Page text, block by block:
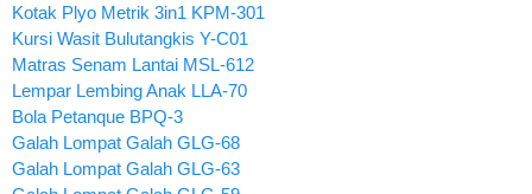
Kotak Plyo Metrik 3in1 KPM-301
Kursi Wasit Bulutangkis Y-C01
Matras Senam Lantai MSL-612
Lempar Lembing Anak LLA-70
Bola Petanque BPQ-3
Galah Lompat Galah GLG-68
Galah Lompat Galah GLG-63